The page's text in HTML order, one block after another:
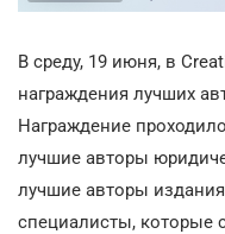
В среду, 19 июня, в
награждения лучших
Награждение
лучшие авторы
лучшие авторы
специалисты, которые